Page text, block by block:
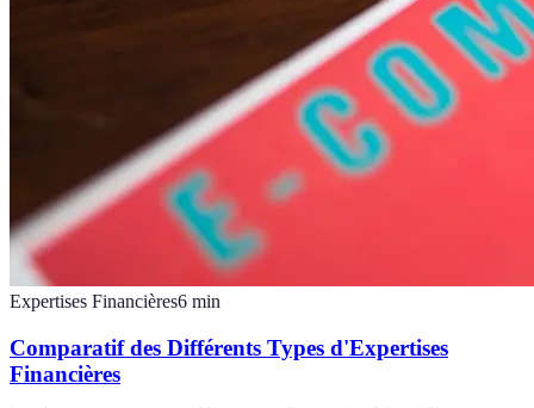
Expertises Financières6 min
Comparatif des Différents Types d'Expertises
Financières